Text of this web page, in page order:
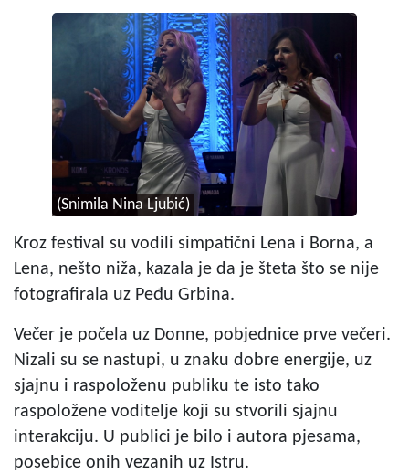
(Snimila Nina Ljubić)
Kroz festival su vodili simpatični Lena i Borna, a
Lena, nešto niža, kazala je da je šteta što se nije
fotografirala uz Peđu Grbina.
Večer je počela uz Donne, pobjednice prve večeri.
Nizali su se nastupi, u znaku dobre energije, uz
sjajnu i raspoloženu publiku te isto tako
raspoložene voditelje koji su stvorili sjajnu
interakciju. U publici je bilo i autora pjesama,
posebice onih vezanih uz Istru.